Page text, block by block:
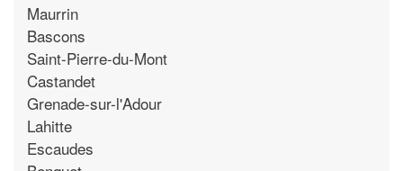
Maurrin
Bascons
Saint-Pierre-du-Mont
Castandet
Grenade-sur-l'Adour
Lahitte
Escaudes